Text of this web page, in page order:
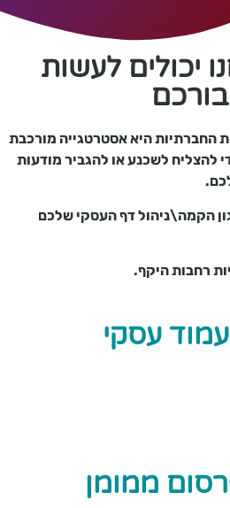
יכולים לעשות
החברתיות היא אסטרטגייה מורכבת
להצליח לשכנע או להגביר מודעות
הקמה\ניהול דף העסקי שלכם
רחבות היקף.
עמוד עסקי
ממומן